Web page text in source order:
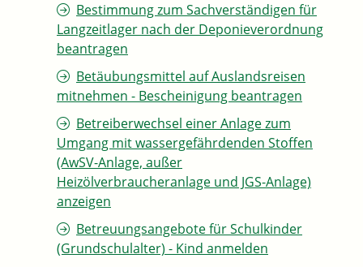
Bestimmung zum Sachverständigen für
Langzeitlager nach der Deponieverordnung
beantragen
Betäubungsmittel auf Auslandsreisen
mitnehmen - Bescheinigung beantragen
Betreiberwechsel einer Anlage zum
Umgang mit wassergefährdenden Stoffen
(AwSV-Anlage, außer
Heizölverbraucheranlage und JGS-Anlage)
anzeigen
Betreuungsangebote für Schulkinder
(Grundschulalter) - Kind anmelden